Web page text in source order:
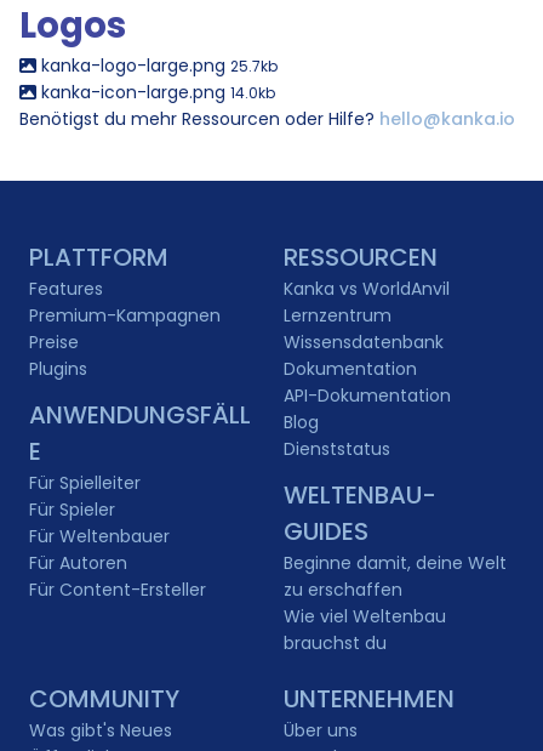
Logos
kanka-logo-large.png 25.7kb
kanka-icon-large.png 14.0kb
Benötigst du mehr Ressourcen oder Hilfe? hello@kanka.io
PLATTFORM
Features
Premium-Kampagnen
Preise
Plugins
ANWENDUNGSFÄLL
E
Für Spielleiter
Für Spieler
Für Weltenbauer
Für Autoren
Für Content-Ersteller
RESSOURCEN
Kanka vs WorldAnvil
Lernzentrum
Wissensdatenbank
Dokumentation
API-Dokumentation
Blog
Dienststatus
WELTENBAU-
GUIDES
Beginne damit, deine Welt
zu erschaffen
Wie viel Weltenbau
brauchst du
COMMUNITY
Was gibt's Neues
UNTERNEHMEN
Über uns